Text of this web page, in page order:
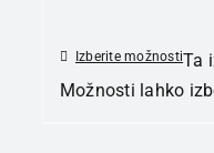
Izberite možnostiTa
Možnosti lahko